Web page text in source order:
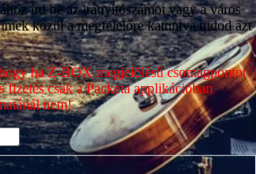
írd be az irányítószámot vagy a város
közül a megfelelőre kattintva tudod azt
ha Z-BOX megjelölésű csomagpontot
fizetés csak a Packeta applikációban
nem!